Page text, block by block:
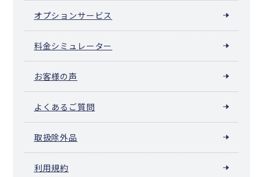
オプションサービス
料金シミュレーター
お客様の声
よくあるご質問
取扱除外品
利用規約